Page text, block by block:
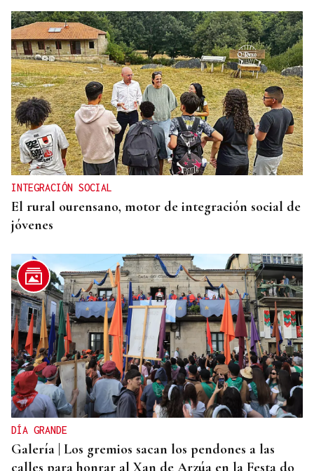
INTEGRACIÓN SOCIAL
El rural ourensano, motor de integración social de
jóvenes
DÍA GRANDE
Galería | Los gremios sacan los pendones a las